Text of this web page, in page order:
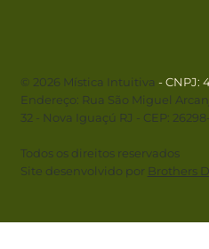
© 2026 Mística Intuitiva - CNPJ:
Endereço: Rua São Miguel
32 - Nova Iguaçú RJ - CEP:
Todos os direitos reservados
Site desenvolvido por Brothers